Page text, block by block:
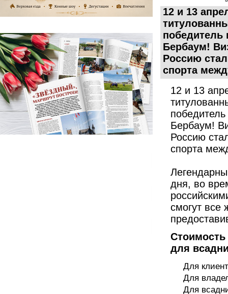
12 и 13
победитель
Бербаум!
Россию
спорта
12 и 13
Бербаум!
Россию
спорта
дня, во
смогут все
Стоимость
для
Для
Для
Для